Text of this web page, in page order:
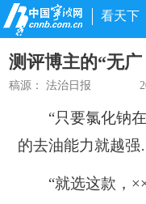
看天下
测评博主的“无
稿源：法治日报
“只要氯化钠在
的去油能力就越
“就选这款，××